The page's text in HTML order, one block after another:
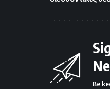
Be